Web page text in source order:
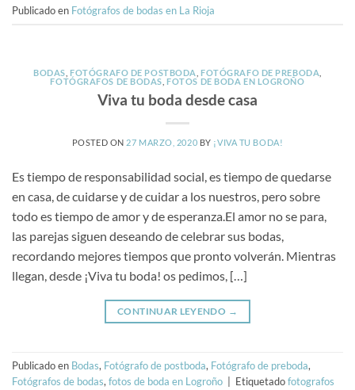
Publicado en Fotógrafos de bodas en La Rioja
BODAS ,FOTÓGRAFO DE POSTBODA ,FOTÓGRAFO DE PREBODA
FOTÓGRAFOS DE BODAS ,FOTOS DE BODA EN LOGROÑO
Viva tu boda desde casa
POSTED ON 27 MARZO, 2020 BY ¡VIVA TU BODA!
Es tiempo de responsabilidad social, es tiempo de quedarse
en casa, de cuidarse y de cuidar a los nuestros, pero sobre
todo es tiempo de amor y de esperanza.El amor no se para,
las parejas siguen deseando de celebrar sus bodas,
recordando mejores tiempos que pronto volverán. Mientras
llegan, desde ¡Viva tu boda! os pedimos, […]
CONTINUAR LEYENDO →
Publicado en Bodas, Fotógrafo de postboda, Fotógrafo de preboda,
Fotógrafos de bodas,fotos de boda en Logroño Etiquetadofotografos